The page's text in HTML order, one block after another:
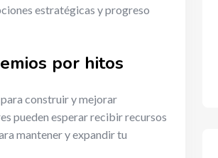
estratégicas y progreso
por hitos
construir y mejorar
pueden esperar recibir recursos
mantener y expandir tu